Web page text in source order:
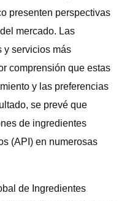
presenten perspectivas
mercado. Las
y servicios más
comprensión que estas
y las preferencias
se prevé que
de ingredientes
(API) en numerosas
de Ingredientes